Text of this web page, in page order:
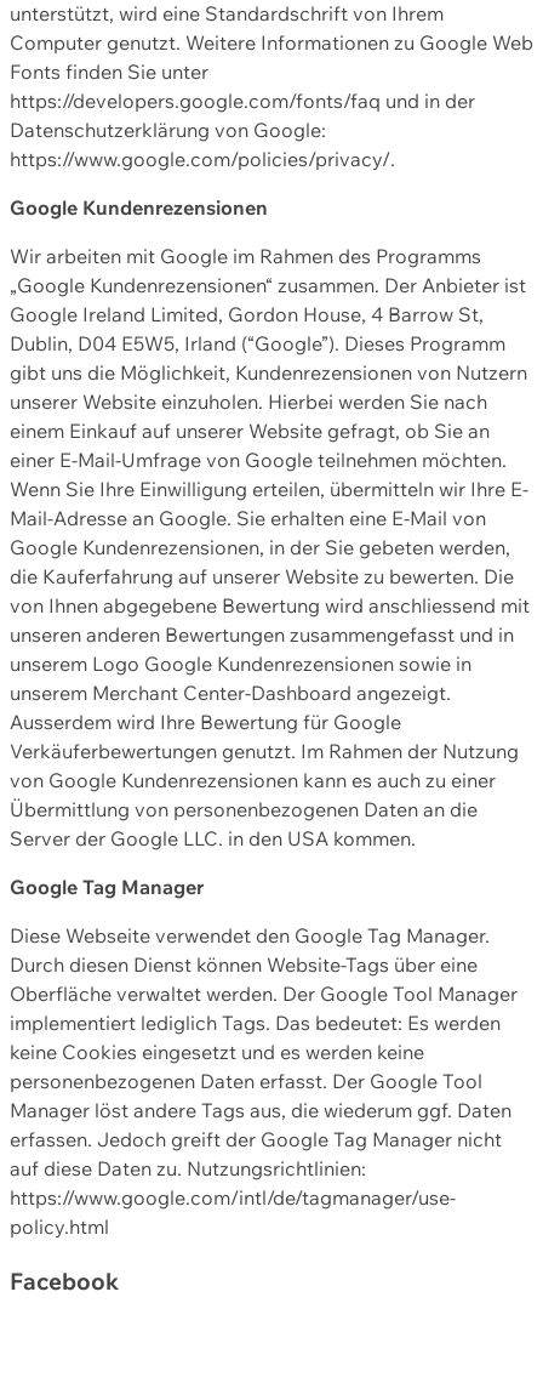
unterstützt, wird eine Standardschrift von Ihrem
Computer genutzt. Weitere Informationen zu Google Web
Fonts finden Sie unter
https://developers.google.com/fonts/faq und in der
Datenschutzerklärung von Google:
https://www.google.com/policies/privacy/.
Google Kundenrezensionen
Wir arbeiten mit Google im Rahmen des Programms
„Google Kundenrezensionen“ zusammen. Der Anbieter ist
Google Ireland Limited, Gordon House, 4 Barrow St,
Dublin, D04 E5W5, Irland (“Google”). Dieses Programm
gibt uns die Möglichkeit, Kundenrezensionen von Nutzern
unserer Website einzuholen. Hierbei werden Sie nach
einem Einkauf auf unserer Website gefragt, ob Sie an
einer E-Mail-Umfrage von Google teilnehmen möchten.
Wenn Sie Ihre Einwilligung erteilen, übermitteln wir Ihre E-
Mail-Adresse an Google. Sie erhalten eine E-Mail von
Google Kundenrezensionen, in der Sie gebeten werden,
die Kauferfahrung auf unserer Website zu bewerten. Die
von Ihnen abgegebene Bewertung wird anschliessend mit
unseren anderen Bewertungen zusammengefasst und in
unserem Logo Google Kundenrezensionen sowie in
unserem Merchant Center-Dashboard angezeigt.
Ausserdem wird Ihre Bewertung für Google
Verkäuferbewertungen genutzt. Im Rahmen der Nutzung
von Google Kundenrezensionen kann es auch zu einer
Übermittlung von personenbezogenen Daten an die
Server der Google LLC. in den USA kommen.
Google Tag Manager
Diese Webseite verwendet den Google Tag Manager.
Durch diesen Dienst können Website-Tags über eine
Oberfläche verwaltet werden. Der Google Tool Manager
implementiert lediglich Tags. Das bedeutet: Es werden
keine Cookies eingesetzt und es werden keine
personenbezogenen Daten erfasst. Der Google Tool
Manager löst andere Tags aus, die wiederum ggf. Daten
erfassen. Jedoch greift der Google Tag Manager nicht
auf diese Daten zu. Nutzungsrichtlinien:
https://www.google.com/intl/de/tagmanager/use-
policy.html
Facebook